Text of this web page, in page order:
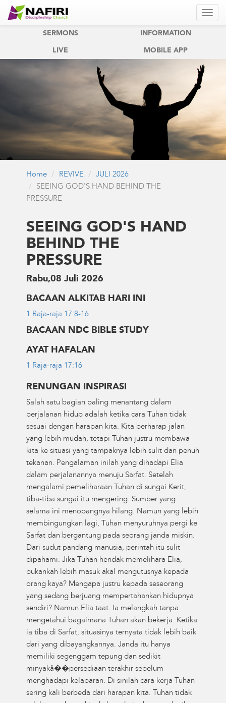
REVIVE
SERMONS INFORMATION
LIVE MOBILE APP
Home REVIVE
JULI 2026
SEEING GOD'S HAND BEHIND THE
PRESSURE
SEEING GOD'S HAND
BEHIND THE
PRESSURE
Rabu,08 Juli 2026
BACAAN ALKITAB HARI INI
1 Raja-raja 17:8-16
BACAAN NDC BIBLE STUDY
AYAT HAFALAN
1 Raja-raja 17:16
RENUNGAN INSPIRASI
Salah satu bagian paling menantang dalam
perjalanan hidup adalah ketika cara Tuhan tidak
sesuai dengan harapan kita. Kita berharap jalan
yang lebih mudah, tetapi Tuhan justru membawa
kita ke situasi yang tampaknya lebih sulit dan penuh
tekanan. Pengalaman inilah yang dihadapi Elia
dalam perjalanannya menuju Sarfat. Setelah
mengalami pemeliharaan Tuhan di sungai Kerit,
tiba-tiba sungai itu mengering. Sumber yang
selama ini menopangnya hilang. Namun yang lebih
membingungkan lagi, Tuhan menyuruhnya pergi ke
Sarfat dan bergantung pada seorang janda miskin.
Dari sudut pandang manusia, perintah itu sulit
dipahami. Jika Tuhan hendak memelihara Elia,
bukankah lebih masuk akal mengutusnya kepada
orang kaya? Mengapa justru kepada seseorang
yang sedang berjuang mempertahankan hidupnya
sendiri? Namun Elia taat. Ia melangkah tanpa
mengetahui bagaimana Tuhan akan bekerja. Ketika
ia tiba di Sarfat, situasinya ternyata tidak lebih baik
dari yang dibayangkannya. Janda itu hanya
memiliki segenggam tepung dan sedikit
minyakâ��persediaan terakhir sebelum
menghadapi kelaparan. Di sinilah cara kerja Tuhan
sering kali berbeda dari harapan kita. Tuhan tidak